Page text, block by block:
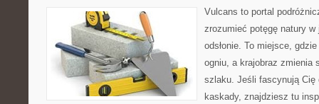
Vulcans to portal
zrozumieć potęgę natury
odsłonie. To miejsce,
ogniu, a krajobraz zmienia
szlaku. Jeśli fascynują Cię
kaskady, znajdziesz tu